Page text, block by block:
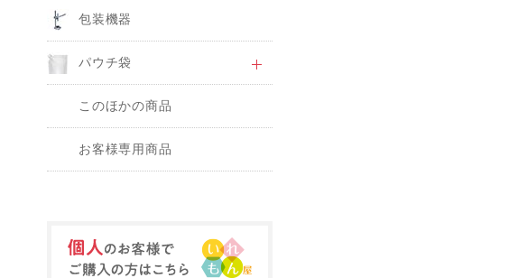
包装機器
パウチ袋
このほかの商品
お客様専用商品